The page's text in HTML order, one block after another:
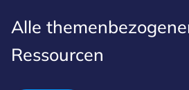
Alle
Ressourcen